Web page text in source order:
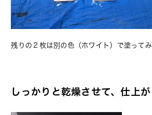
残りの２枚は別の色（ホワイト）で塗ってみ
しっかりと乾燥させて、仕上